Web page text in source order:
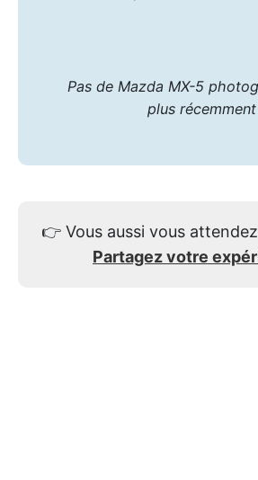
Pas de Mazda MX-5
plus récemment
👉 Vous aussi vous
Partagez votre